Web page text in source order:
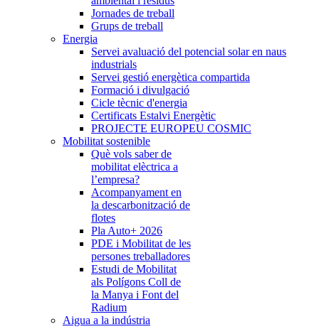
Jornades de treball
Grups de treball
Energia
Servei avaluació del potencial solar en naus
industrials
Servei gestió energètica compartida
Formació i divulgació
Cicle tècnic d'energia
Certificats Estalvi Energètic
PROJECTE EUROPEU COSMIC
Mobilitat sostenible
Què vols saber de
mobilitat elèctrica a
l’empresa?
Acompanyament en
la descarbonització de
flotes
Pla Auto+ 2026
PDE i Mobilitat de les
persones treballadores
Estudi de Mobilitat
als Polígons Coll de
la Manya i Font del
Radium
Aigua a la indústria